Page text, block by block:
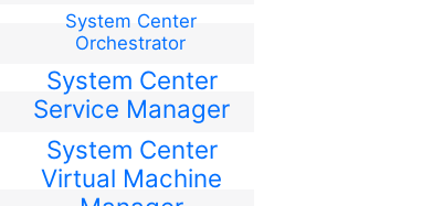
System Center
Orchestrator
System Center
Service Manager
System Center
Virtual Machine